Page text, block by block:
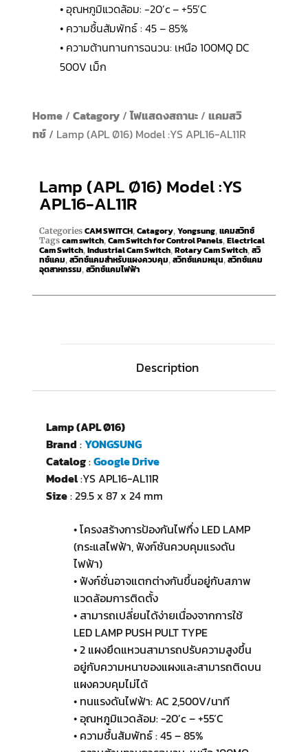
• อุณหภูมิแวดล้อม: -20’c – +55’C
• ความชื้นสัมพัทธ์ : 45 – 85%
• ความต้านทานการฉนวน: เหนือ 100MQ DC
500V เม็ก
Home/ Catagory/ไฟแสดงสถานะ/ แคมสวิ
ทช์/ Lamp (APL Ø16) Model :YS APL16-AL11R
Lamp (APL Ø16) Model :YS
APL16-AL11R
Categories CAM SWITCH, Catagory, Yongsung, แคมสวิทช์
Tags cam switch, Cam Switch for Control Panels, Electrical
Cam Switch, Industrial Cam Switch, Rotary Cam Switch, สวิ
ทช์แคม, สวิทช์แคมสำหรับแผงควบคุม, สวิทช์แคมหมุน, สวิทช์แคม
อุตสาหกรรม, สวิทช์แคมไฟฟ้า
Description
Lamp (APL Ø16)
Brand :YONGSUNG
Catalog:Google Drive
Model:YS APL16-AL11R
Size: 29.5 x 87 x 24 mm
• โครงสร้างการป้องกันไฟกึ่ง LED LAMP
(กระแสไฟฟ้า, ฟังก์ชันควบคุมแรงดัน
ไฟฟ้า)
• ฟังก์ชั่นอาจแตกต่างกันขึ้นอยู่กับสภาพ
แวดล้อมการติดตั้ง
• สามารถเปลี่ยนได้ง่ายเนื่องจากการใช้
LED LAMP PUSH PULT TYPE
• 2 แผงยึดแหวนสามารถปรับความสูงขึ้น
อยู่กับความหนาของแผงและสามารถติดบน
แผงควบคุมไม่ได้
• ทนแรงดันไฟฟ้า: AC 2,500V/นาที
• อุณหภูมิแวดล้อม: -20’c – +55’C
• ความชื้นสัมพัทธ์ : 45 – 85%